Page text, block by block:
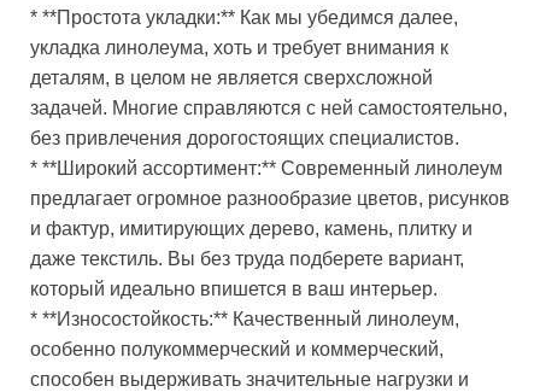
* **Простота укладки:** Как мы убедимся далее,
укладка линолеума, хоть и требует внимания к
деталям, в целом не является сверхсложной
задачей. Многие справляются с ней самостоятельно,
без привлечения дорогостоящих специалистов.
* **Широкий ассортимент:** Современный линолеум
предлагает огромное разнообразие цветов, рисунков
и фактур, имитирующих дерево, камень, плитку и
даже текстиль. Вы без труда подберете вариант,
который идеально впишется в ваш интерьер.
* **Износостойкость:** Качественный линолеум,
особенно полукоммерческий и коммерческий,
способен выдерживать значительные нагрузки и